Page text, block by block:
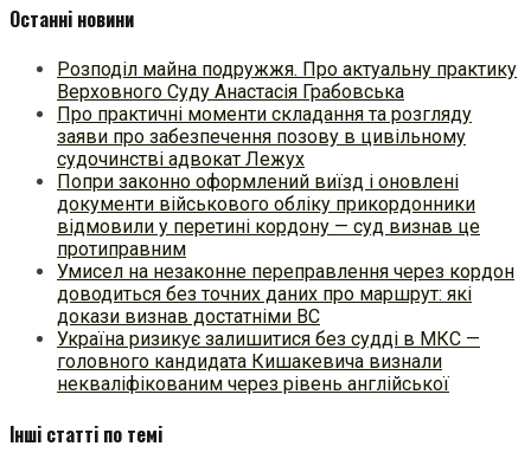
Останні новини
Розподіл майна подружжя. Про актуальну практику
Верховного Суду Анастасія Грабовська
Про практичні моменти складання та розгляду
заяви про забезпечення позову в цивільному
судочинстві адвокат Лежух
Попри законно оформлений виїзд і оновлені
документи військового обліку прикордонники
відмовили у перетині кордону — суд визнав це
протиправним
Умисел на незаконне переправлення через кордон
доводиться без точних даних про маршрут: які
докази визнав достатніми ВС
Україна ризикує залишитися без судді в МКС —
головного кандидата Кишакевича визнали
некваліфікованим через рівень англійської
Інші статті по темі